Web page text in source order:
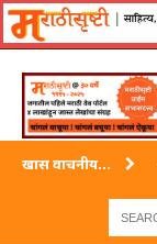
खास वाचनीय...